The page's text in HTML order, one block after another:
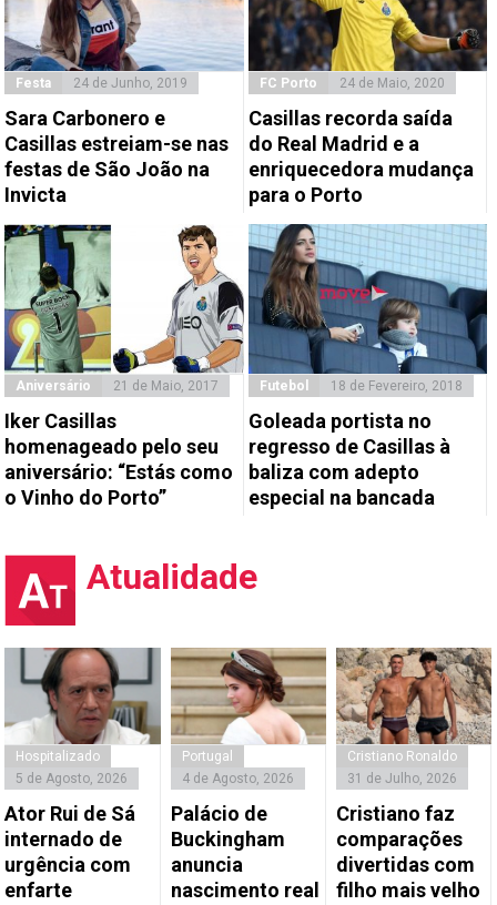
Festa 24 de Junho, 2019
Sara Carbonero e
Casillas estreiam-se nas
festas de São João na
Invicta
FC Porto 24 de Maio, 2020
Casillas recorda saída
do Real Madrid e a
enriquecedora mudança
para o Porto
Aniversário 21 de Maio, 2017
Iker Casillas
homenageado pelo seu
aniversário: “Estás como
o Vinho do Porto”
Futebol 18 de Fevereiro, 2018
Goleada portista no
regresso de Casillas à
baliza com adepto
especial na bancada
Atualidade
Hospitalizado
5 de Agosto, 2026
Ator Rui de Sá
internado de
urgência com
enfarte
Portugal
4 de Agosto, 2026
Palácio de
Buckingham
anuncia
nascimento real
Cristiano Ronaldo
31 de Julho, 2026
Cristiano faz
comparações
divertidas com
filho mais velho